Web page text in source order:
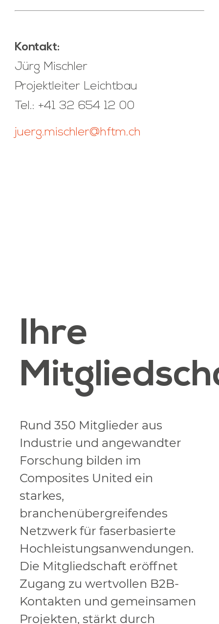
Kontakt:
Jürg Mischler
Projektleiter Leichtbau
Tel.: +41 32 654 12 00
juerg.mischler@hftm.ch
Ihre
Rund 350 Mitglieder aus
Industrie und angewandter
Forschung bilden im
Composites United ein
starkes,
branchenübergreifendes
Netzwerk für faserbasierte
Hochleistungsanwendungen.
Die Mitgliedschaft eröffnet
Zugang zu wertvollen B2B-
Kontakten und gemeinsamen
Projekten, stärkt durch